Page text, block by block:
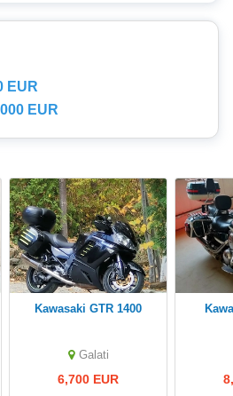
EUR
EUR
Kawasaki GTR 1400
Galati
6,700 EUR